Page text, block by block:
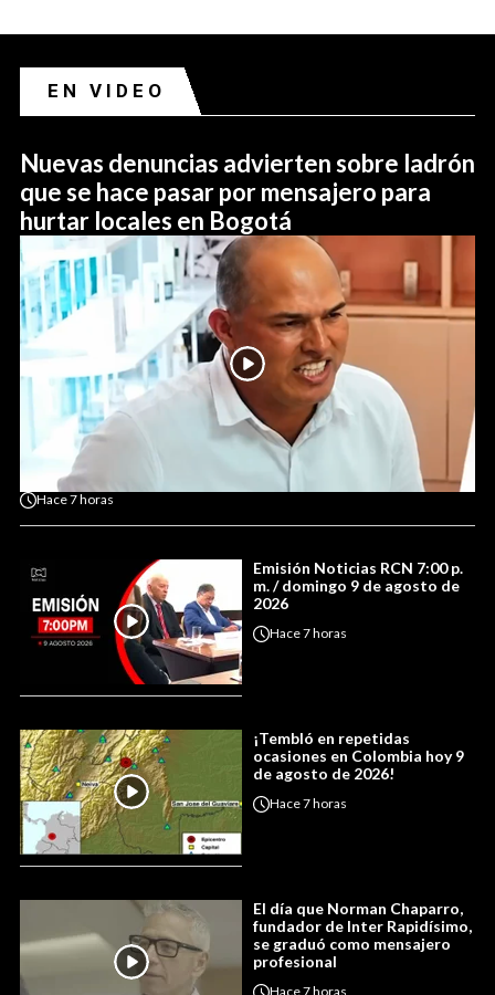
EN VIDEO
Nuevas denuncias advierten sobre ladrón
que se hace pasar por mensajero para
hurtar locales en Bogotá
Hace7 horas
Emisión Noticias RCN 7:00 p.
m. / domingo 9 de agosto de
2026
Hace7 horas
¡Tembló en repetidas
ocasiones en Colombia hoy 9
de agosto de 2026!
Hace7 horas
El día que Norman Chaparro,
fundador de Inter Rapidísimo,
se graduó como mensajero
profesional
Hace7 horas